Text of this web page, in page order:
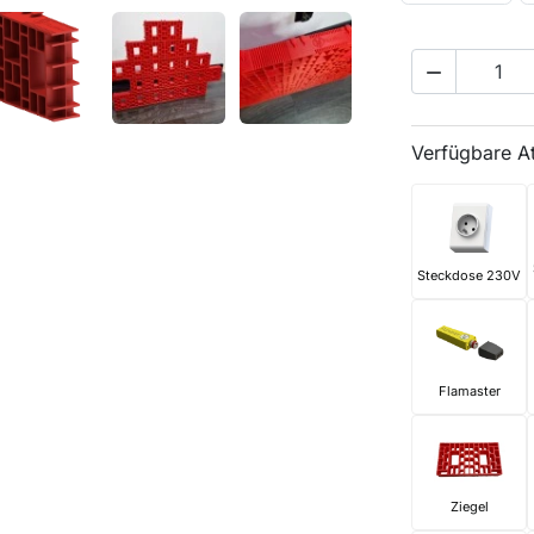

Verfügbare
Steckdose 230V
Flamaster
Ziegel